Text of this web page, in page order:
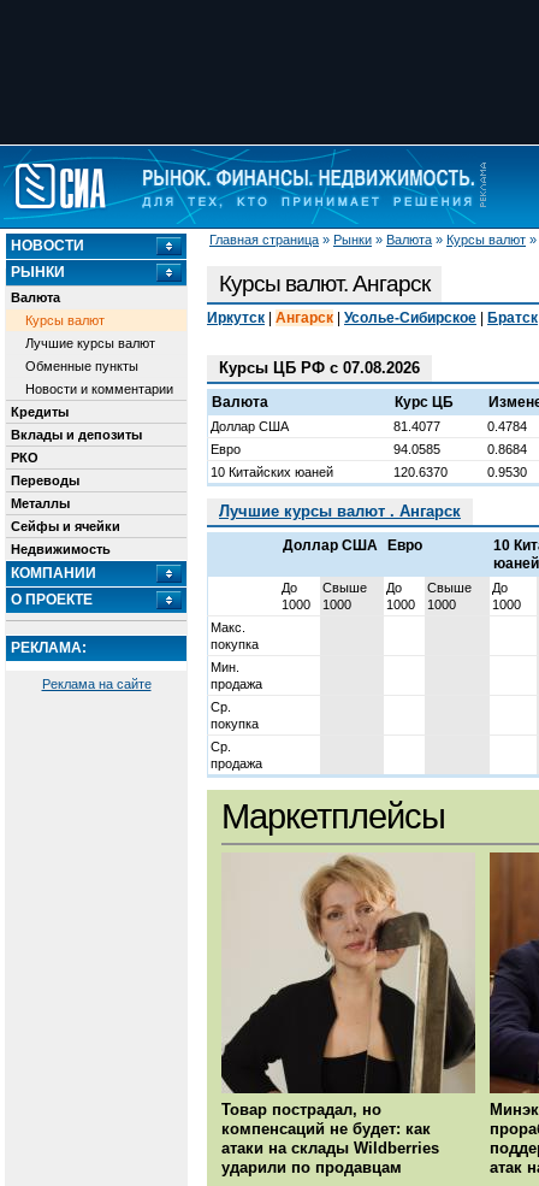
Главная страница » Рынки » Валюта » Курсы валют »
НОВОСТИ
РЫНКИ
Валюта
Курсы валют
Лучшие курсы валют
Обменные пункты
Новости и комментарии
Кредиты
Вклады и депозиты
РКО
Переводы
Металлы
Сейфы и ячейки
Недвижимость
КОМПАНИИ
О ПРОЕКТЕ
РЕКЛАМА:
Реклама на сайте
Курсы валют. Ангарск
Иркутск Ангарск Усолье-Сибирское Братск
Курсы ЦБ РФ с 07.08.2026
Валюта Курс ЦБ
Доллар США 81.4077
0.4784
Евро
94.0585
0.8684
10 Китайских юаней
120.6370 0.9530
Лучшие курсы валют . Ангарск
Доллар США Евро
10
юаней
До
1000
Свыше
1000
До
1000
Свыше
1000
До
1000
Макс.
покупка
Мин.
продажа
Ср.
покупка
Ср.
продажа
Маркетплейсы
Товар пострадал, но
компенсаций не будет: как
атаки на склады Wildberries
ударили по продавцам
атак